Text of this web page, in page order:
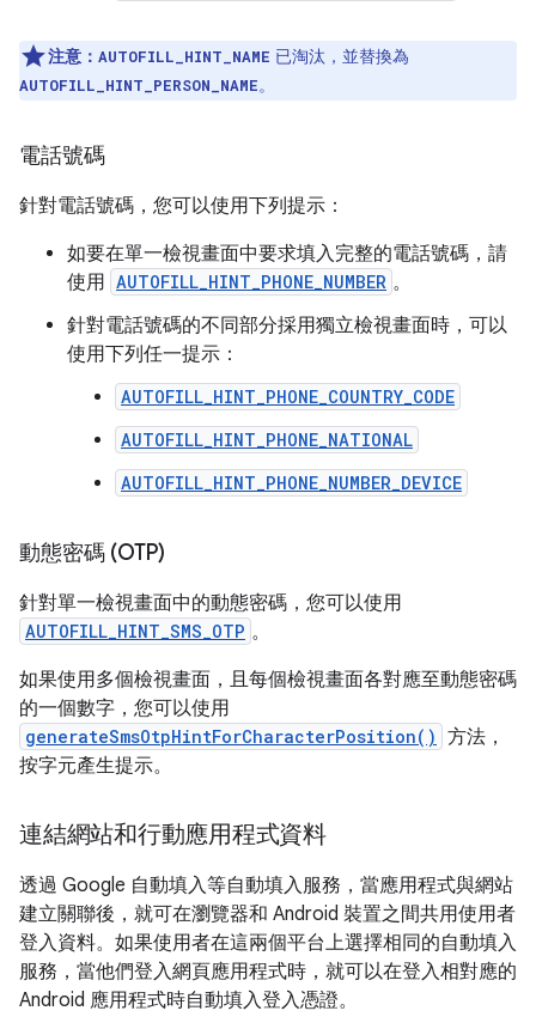
注意： AUTOFILL_HINT_NAME 已淘汰，並替換為
AUTOFILL_HINT_PERSON_NAME。
電話號碼
針對電話號碼，您可以使用下列提示：
如要在單一檢視畫面中要求填入完整的電話號碼，請
使用 AUTOFILL_HINT_PHONE_NUMBER 。
針對電話號碼的不同部分採用獨立檢視畫面時，可以
使用下列任一提示：
AUTOFILL_HINT_PHONE_COUNTRY_CODE
AUTOFILL_HINT_PHONE_NATIONAL
AUTOFILL_HINT_PHONE_NUMBER_DEVICE
動態密碼 (OTP)
針對單一檢視畫面中的動態密碼，您可以使用
AUTOFILL_HINT_SMS_OTP 。
如果使用多個檢視畫面，且每個檢視畫面各對應至動態密碼
的一個數字，您可以使用
generateSmsOtpHintForCharacterPosition() 方法，
按字元產生提示。
連結網站和行動應用程式資料
透過 Google 自動填入等自動填入服務，當應用程式與網站
建立關聯後，就可在瀏覽器和 Android 裝置之間共用使用者
登入資料。如果使用者在這兩個平台上選擇相同的自動填入
服務，當他們登入網頁應用程式時，就可以在登入相對應的
Android 應用程式時自動填入登入憑證。